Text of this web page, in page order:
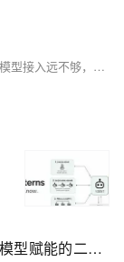
Spring携手DeepSeek标志Java生态AI化加速。但仅模型接入远不够，企业亟需一体化AI框架。向量空间JBoltAI应运而生：深度兼容Spring，支持DeepSeek等多模型，内置RAG、Agent编排、私有知识库等能力，助力Java团队高效落地企业级AI应用。（239字）
大模型应用：从语义理解到最优匹配：大模型赋能的二分图匈牙利算法全解析.93